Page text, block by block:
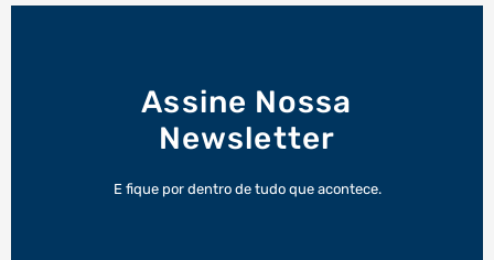
Assine Nossa
Newsletter
E fique por dentro de tudo que acontece.